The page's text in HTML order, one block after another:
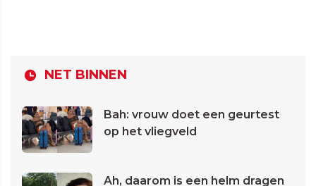
NET BINNEN
Bah: vrouw doet een geurtest
op het vliegveld
Ah, daarom is een helm dragen